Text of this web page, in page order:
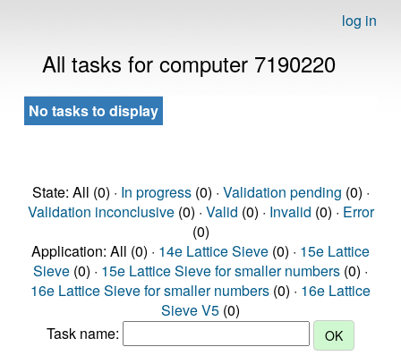
log in
All tasks for computer 7190220
No tasks to display
State: All (0) · In progress(0) · Validation pending (0) ·
Validation inconclusive(0) · Valid (0) · Invalid (0) · Error
(0)
Application: All (0) · 14e Lattice Sieve (0) · 15e Lattice
Sieve (0) · 15e Lattice Sieve for smaller numbers (0) ·
16e Lattice Sieve for smaller numbers (0) · 16e Lattice
Sieve V5 (0)
Task name: